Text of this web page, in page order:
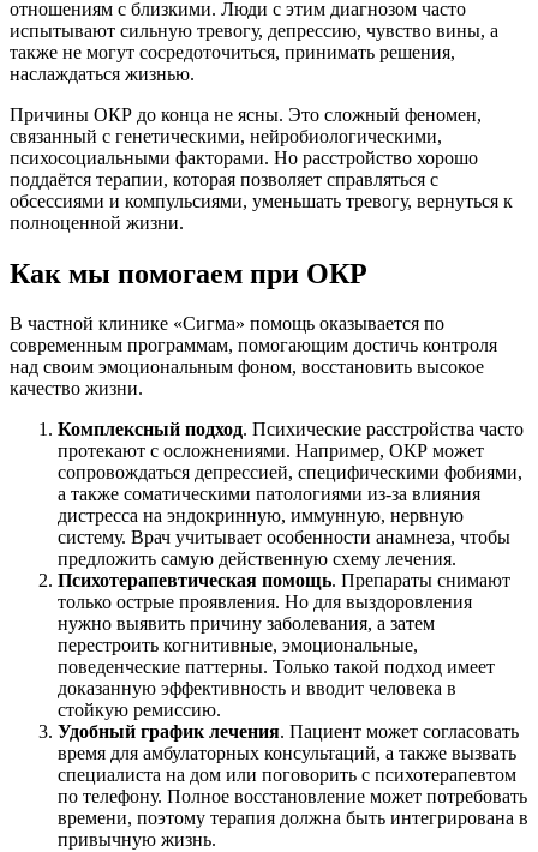
отношениям с близкими. Люди с этим диагнозом часто
испытывают сильную тревогу, депрессию, чувство вины, а
также не могут сосредоточиться, принимать решения,
наслаждаться жизнью.
Причины ОКР до конца не ясны. Это сложный феномен,
связанный с генетическими, нейробиологическими,
психосоциальными факторами. Но расстройство хорошо
поддаётся терапии, которая позволяет справляться с
обсессиями и компульсиями, уменьшать тревогу, вернуться к
полноценной жизни.
Как мы помогаем при ОКР
В частной клинике «Сигма» помощь оказывается по
современным программам, помогающим достичь контроля
над своим эмоциональным фоном, восстановить высокое
качество жизни.
Комплексный подход. Психические расстройства часто
протекают с осложнениями. Например, ОКР может
сопровождаться депрессией, специфическими фобиями,
а также соматическими патологиями из-за влияния
дистресса на эндокринную, иммунную, нервную
систему. Врач учитывает особенности анамнеза, чтобы
предложить самую действенную схему лечения.
Психотерапевтическая помощь. Препараты снимают
только острые проявления. Но для выздоровления
нужно выявить причину заболевания, а затем
перестроить когнитивные, эмоциональные,
поведенческие паттерны. Только такой подход имеет
доказанную эффективность и вводит человека в
стойкую ремиссию.
Удобный график лечения. Пациент может согласовать
время для амбулаторных консультаций, а также вызвать
специалиста на дом или поговорить с психотерапевтом
по телефону. Полное восстановление может потребовать
времени, поэтому терапия должна быть интегрирована в
привычную жизнь.